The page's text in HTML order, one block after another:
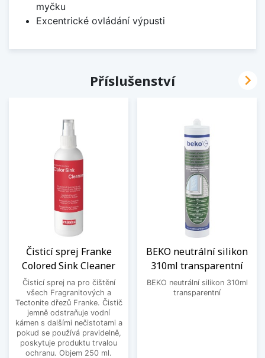
myčku
Excentrické ovládání výpusti
Příslušenství
Čisticí sprej Franke
Colored Sink Cleaner
Čisticí sprej na pro čištění
všech Fragranitových a
Tectonite dřezů Franke. Čistič
jemně odstraňuje vodní
kámen s dalšími nečistotami a
pokud se používá pravidelně,
poskytuje produktu trvalou
ochranu. Objem 250 ml.
BEKO neutrální silikon
310ml transparentní
BEKO neutrální silikon 310ml
transparentní
